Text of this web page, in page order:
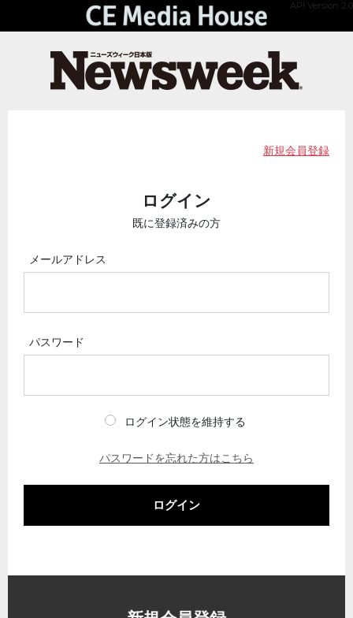
API Version 2.0
新規会員登録
ログイン
既に登録済みの方
メールアドレス
パスワード
ログイン状態を維持する
パスワードを忘れた方はこちら
ログイン